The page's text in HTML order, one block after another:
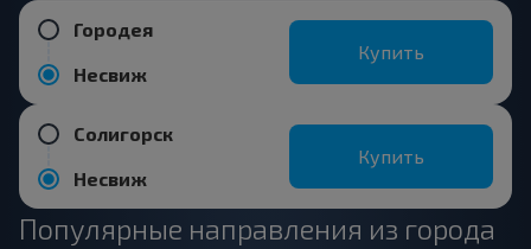
Городея
Несвиж
Купить
Солигорск
Несвиж
Купить
Популярные направления из города